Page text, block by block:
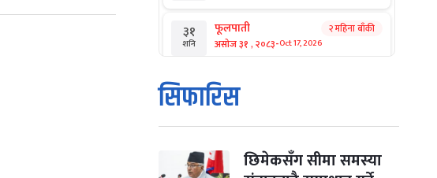
३१
शनि
फूलपाती
असोज ३१ , २०८३-Oct 17, 2026
२ महिना बाँकी
१
आइत
कार्तिक सङ्क्रान्ति
कार्तिक १, २०८३
मंगल कार्तिक ३, २०८३-Oct 20, 2026
सिफारिस
छिमेकसँग सीमा समस्या